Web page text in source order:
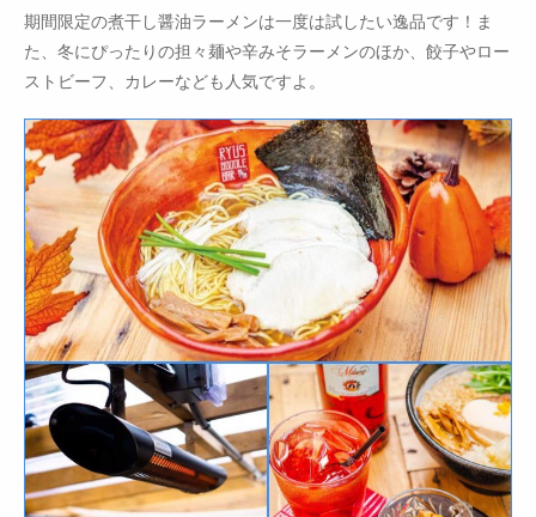
期間限定の煮干し醤油ラーメンは一度は試したい逸品です！ま
た、冬にぴったりの担々麺や辛みそラーメンのほか、餃子やロー
ストビーフ、カレーなども人気ですよ。